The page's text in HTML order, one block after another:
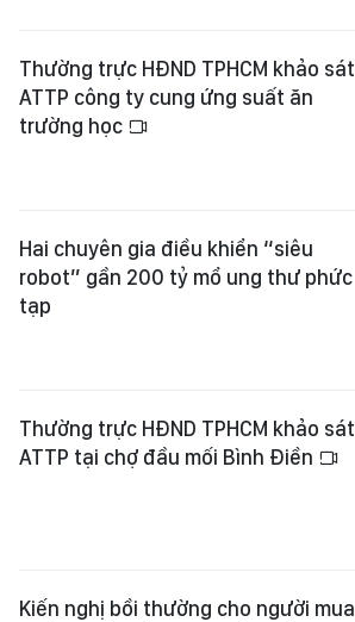
Thường trực HĐND TPHCM khảo sát
ATTP công ty cung ứng suất ăn
trường học
Hai chuyên gia điều khiển “siêu
robot” gần 200 tỷ mổ ung thư phức
tạp
Thường trực HĐND TPHCM khảo sát
ATTP tại chợ đầu mối Bình Điền
Kiến nghị bồi thường cho người mua